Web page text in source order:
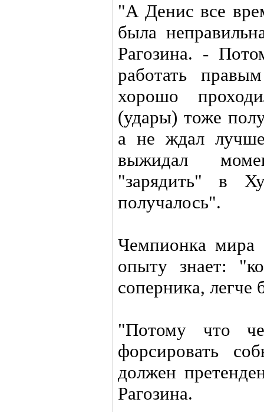
"А Денис все
была
Рагозина. -
работать
хорошо
(удары) тоже
а не ждал
выжидал
"зарядить" в
получалось".
Чемпионка мира
опыту знает:
соперника, легче
"Потому что
форсировать
должен
Рагозина.